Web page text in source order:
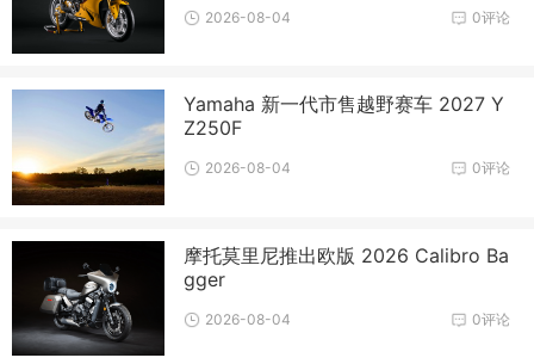
0评论
2026-08-04
Yamaha 新一代市售越野赛车 2027 Y
Z250F
0评论
2026-08-04
摩托莫里尼推出欧版 2026 Calibro Ba
gger
0评论
2026-08-04